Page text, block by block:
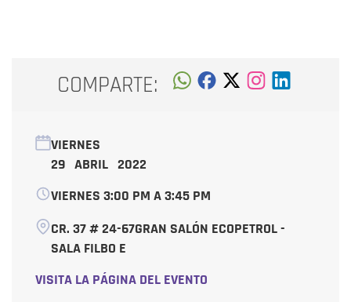
COMPARTE:
VIERNES
29 ABRIL 2022
VIERNES 3:00 PM A 3:45 PM
CR. 37 # 24-67GRAN SALÓN ECOPETROL -
SALA FILBO E
VISITA LA PÁGINA DEL EVENTO